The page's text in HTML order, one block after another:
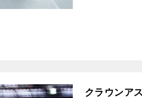
クラウンア